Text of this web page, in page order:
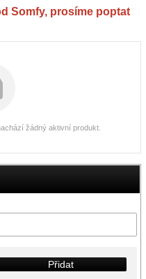
Přidat
Somfy, prosíme poptat
žádný aktivní produkt.